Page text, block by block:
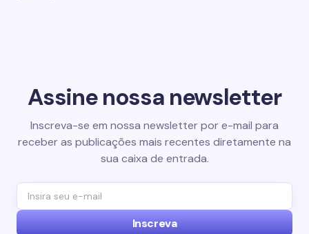
Assine nossa newsletter
Inscreva-se em nossa newsletter por e-mail para
receber as publicações mais recentes diretamente na
sua caixa de entrada.
Inscreva